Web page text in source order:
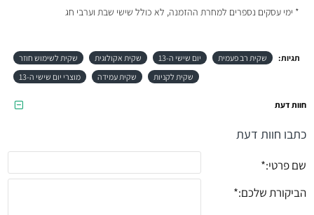
* ימי עסקים נספרים למחרת ההזמנה, לא כולל שישי שבת וערבי חג
תגיות: שקית רב פעמית יום שישי ה-13 שקית אקולוגית
שקית לשימוש חוזר
שקית לקניות
שקית עמידה מוצרי יום שישי ה-13
חוות דעת
כתבו חוות דעת
שם פרטי:
הביקורת שלכם: